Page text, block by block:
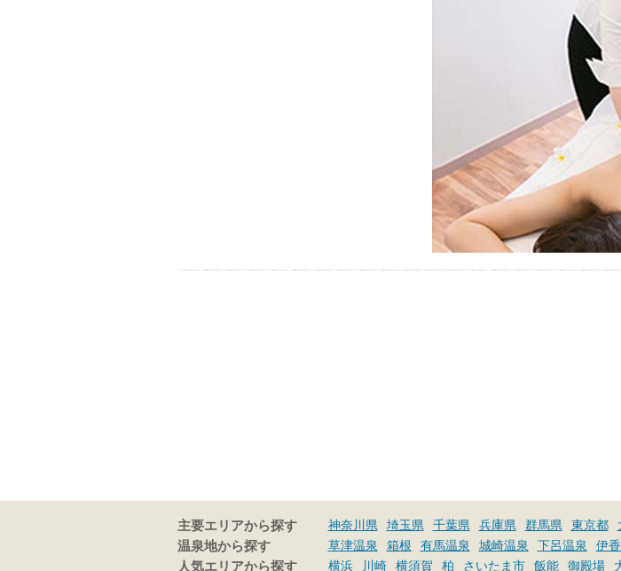
主要エリアから探す 神奈川県 埼玉県 千葉県 兵庫県 群馬県 東京都
温泉地から探す
草津温泉 箱根 有馬温泉 城崎温泉 下呂温泉 伊
人気エリアから探す
横浜 川崎 横須賀 柏 さいたま市 飯能 御殿場